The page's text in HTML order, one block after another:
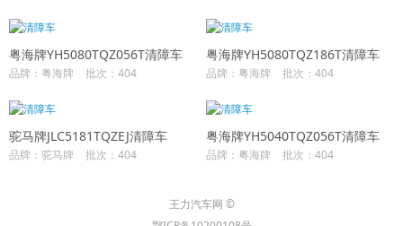
粤海牌YH5080TQZ056T清障车
品牌：粤海牌 批次：404
粤海牌YH5080TQZ186T清障车
品牌：粤海牌 批次：404
驼马牌JLC5181TQZEJ清障车
品牌：驼马牌 批次：404
粤海牌YH5040TQZ056T清障车
品牌：粤海牌 批次：404
王力汽车网 ©